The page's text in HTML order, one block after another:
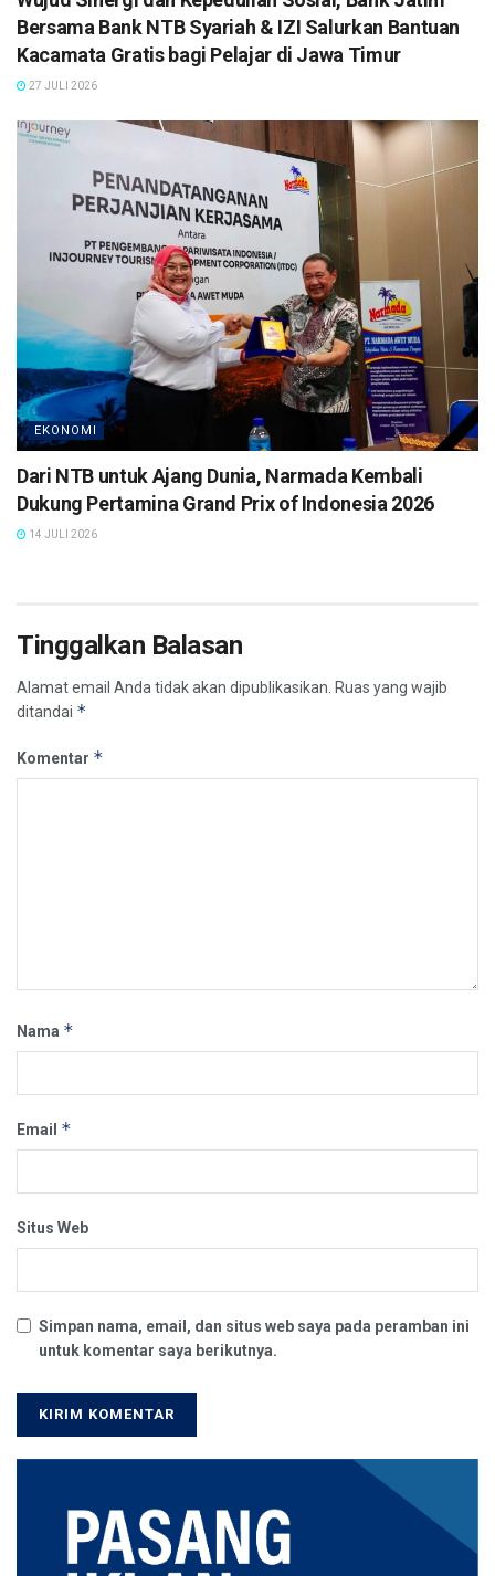
Bersama Bank NTB Syariah & IZI Salurkan Bantuan
Kacamata Gratis bagi Pelajar di Jawa Timur
27 JULI 2026
EKONOMI
Dari NTB untuk Ajang Dunia, Narmada Kembali
Dukung Pertamina Grand Prix of Indonesia 2026
14 JULI 2026
Tinggalkan Balasan
Alamat email Anda tidak akan dipublikasikan. Ruas yang wajib
ditandai *
Komentar *
Nama *
Email *
Situs Web
Simpan nama, email, dan situs web saya pada peramban ini
untuk komentar saya berikutnya.